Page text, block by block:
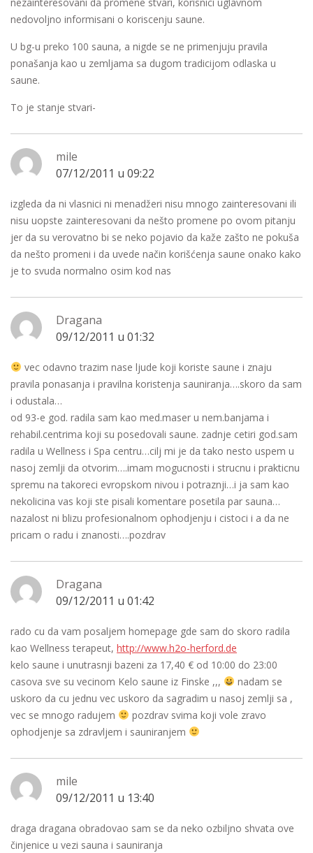
nedovoljno informisani o koriscenju saune.
U bg-u preko 100 sauna, a nigde se ne primenjuju pravila
ponašanja kao u zemljama sa dugom tradicijom odlaska u
saune.
To je stanje stvari-
mile
07/12/2011 u 09:22
izgleda da ni vlasnici ni menadžeri nisu mnogo zainteresovani ili
nisu uopste zainteresovani da nešto promene po ovom pitanju
jer da su verovatno bi se neko pojavio da kaže zašto ne pokuša
da nešto promeni i da uvede način korišćenja saune onako kako
je to svuda normalno osim kod nas
Dragana
09/12/2011 u 01:32
vec odavno trazim nase ljude koji koriste saune i znaju
pravila ponasanja i pravilna koristenja sauniranja….skoro da sam
i odustala…
od 93-e god. radila sam kao med.maser u nem.banjama i
rehabil.centrima koji su posedovali saune. zadnje cetiri god.sam
radila u Wellness i Spa centru…cilj mi je da tako nesto uspem u
nasoj zemlji da otvorim….imam mogucnosti i strucnu i prakticnu
spremu na takoreci evropskom nivou i potraznji…i ja sam kao
nekolicina vas koji ste pisali komentare posetila par sauna…
nazalost ni blizu profesionalnom ophodjenju i cistoci i a da ne
pricam o radu i znanosti….pozdrav
Dragana
09/12/2011 u 01:42
rado cu da vam posaljem homepage gde sam do skoro radila
kao Wellness terapeut, http://www.h2o-herford.de
kelo saune i unutrasnji bazeni za 17,40 € od 10:00 do 23:00
casova sve su vecinom Kelo saune iz Finske ,,,
nadam se
uskoro da cu jednu vec uskoro da sagradim u nasoj zemlji sa ,
vec se mnogo radujem
pozdrav svima koji vole zravo
ophodjenje sa zdravljem i sauniranjem
mile
09/12/2011 u 13:40
draga dragana obradovao sam se da neko ozbiljno shvata ove
činjenice u vezi sauna i sauniranja